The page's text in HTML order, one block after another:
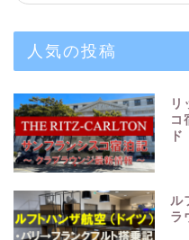
人気の投稿
リ
コ
ド
ル
ラ